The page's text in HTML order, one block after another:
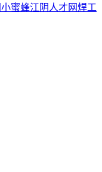
小蜜蜂江阴人才网焊工